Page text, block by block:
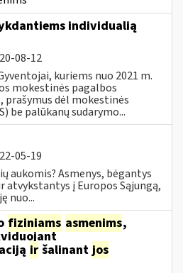
individualią
08-12
kuriems nuo 2021 m.
mokestinės pagalbos
prašymus dėl mokestinės
be palūkanų sudarymo...
05-19
aukomis? Asmenys, bėgantys
atvykstantys į Europos Sąjungą,
nuo...
fiziniams asmenims,
ir šalinant jos